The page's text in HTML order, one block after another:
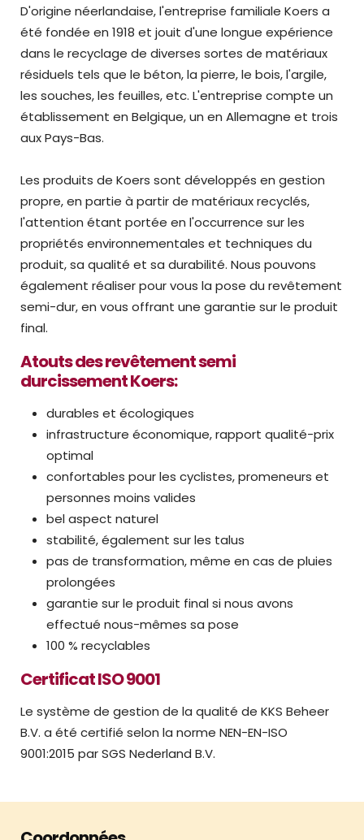
D'origine néerlandaise, l'entreprise familiale Koers a
été fondée en 1918 et jouit d'une longue expérience
dans le recyclage de diverses sortes de matériaux
résiduels tels que le béton, la pierre, le bois, l'argile,
les souches, les feuilles, etc. L'entreprise compte un
établissement en Belgique, un en Allemagne et trois
aux Pays-Bas.
Les produits de Koers sont développés en gestion
propre, en partie à partir de matériaux recyclés,
l'attention étant portée en l'occurrence sur les
propriétés environnementales et techniques du
produit, sa qualité et sa durabilité. Nous pouvons
également réaliser pour vous la pose du revêtement
semi-dur, en vous offrant une garantie sur le produit
final.
Atouts des revêtement semi
durcissement Koers:
durables et écologiques
infrastructure économique, rapport qualité-prix
optimal
confortables pour les cyclistes, promeneurs et
personnes moins valides
bel aspect naturel
stabilité, également sur les talus
pas de transformation, même en cas de pluies
prolongées
garantie sur le produit final si nous avons
effectué nous-mêmes sa pose
100 % recyclables
Certificat ISO 9001
Le système de gestion de la qualité de KKS Beheer
B.V. a été certifié selon la norme NEN-EN-ISO
9001:2015 par SGS Nederland B.V.